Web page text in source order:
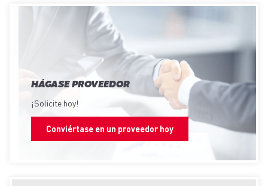
HÁGASE PROVEEDOR
¡Solicite hoy!
Conviértase en un proveedor hoy